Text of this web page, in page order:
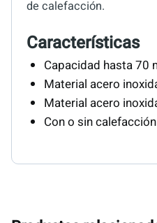
de calefacción.
Características
Capacidad hasta 70
Material acero
Material acero
Con o sin calefacción